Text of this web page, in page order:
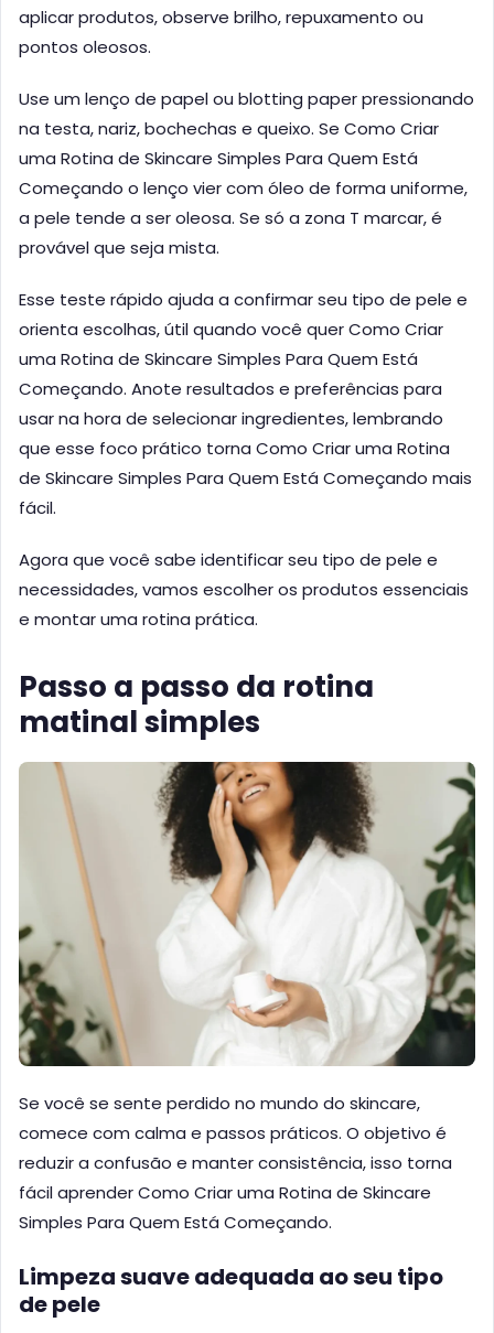
aplicar produtos, observe brilho, repuxamento ou
pontos oleosos.
Use um lenço de papel ou blotting paper pressionando
na testa, nariz, bochechas e queixo. Se Como Criar
uma Rotina de Skincare Simples Para Quem Está
Começando o lenço vier com óleo de forma uniforme,
a pele tende a ser oleosa. Se só a zona T marcar, é
provável que seja mista.
Esse teste rápido ajuda a confirmar seu tipo de pele e
orienta escolhas, útil quando você quer Como Criar
uma Rotina de Skincare Simples Para Quem Está
Começando. Anote resultados e preferências para
usar na hora de selecionar ingredientes, lembrando
que esse foco prático torna Como Criar uma Rotina
de Skincare Simples Para Quem Está Começando mais
fácil.
Agora que você sabe identificar seu tipo de pele e
necessidades, vamos escolher os produtos essenciais
e montar uma rotina prática.
Passo a passo da rotina
matinal simples
Se você se sente perdido no mundo do skincare,
comece com calma e passos práticos. O objetivo é
reduzir a confusão e manter consistência, isso torna
fácil aprender Como Criar uma Rotina de Skincare
Simples Para Quem Está Começando.
Limpeza suave adequada ao seu tipo
de pele